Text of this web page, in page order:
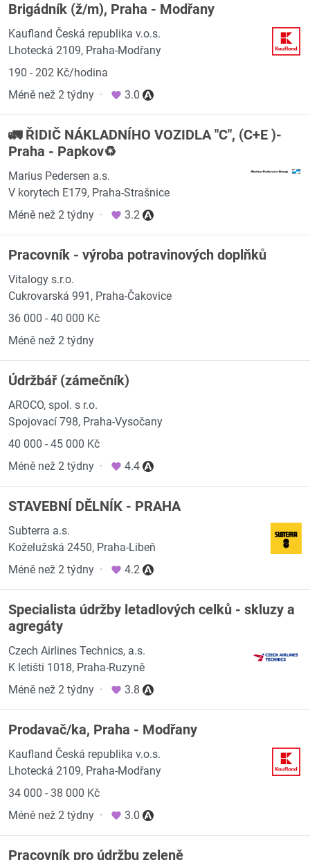
Brigádník (ž/m), Praha - Modřany
Kaufland Česká republika v.o.s.
Lhotecká 2109, Praha-Modřany
190 - 202 Kč/hodina
Méně než 2 týdny · 3.0
🚛 ŘIDIČ NÁKLADNÍHO VOZIDLA "C", (C+E )-
Praha - Papkov♻️
Marius Pedersen a.s.
V korytech E179, Praha-Strašnice
Méně než 2 týdny · 3.2
Pracovník - výroba potravinových doplňků
Vitalogy s.r.o.
Cukrovarská 991, Praha-Čakovice
36 000 - 40 000 Kč
Méně než 2 týdny
Údržbář (zámečník)
AROCO, spol. s r.o.
Spojovací 798, Praha-Vysočany
40 000 - 45 000 Kč
Méně než 2 týdny · 4.4
STAVEBNÍ DĚLNÍK - PRAHA
Subterra a.s.
Koželužská 2450, Praha-Libeň
Méně než 2 týdny · 4.2
Specialista údržby letadlových celků - skluzy a
agregáty
Czech Airlines Technics, a.s.
K letišti 1018, Praha-Ruzyně
Méně než 2 týdny · 3.8
Prodavač/ka, Praha - Modřany
Kaufland Česká republika v.o.s.
Lhotecká 2109, Praha-Modřany
34 000 - 38 000 Kč
Méně než 2 týdny · 3.0
Pracovník pro údržbu zeleně